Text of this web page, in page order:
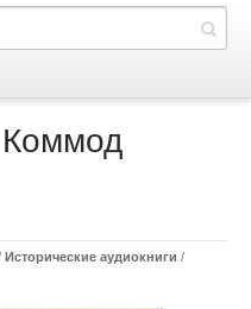
Исторические аудиокниги /